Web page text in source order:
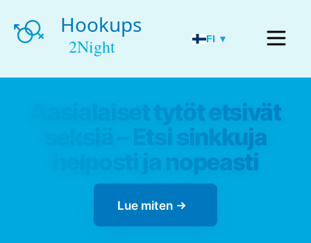
FI ▼
Aasialaiset tytöt etsivät
seksiä – Etsi sinkkuja
helposti ja nopeasti
Lue miten